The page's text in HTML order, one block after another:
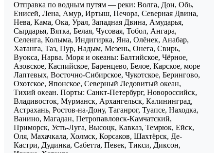
Отправка по водным путям — реки: Волга, Дон, Обь,
Енисей, Лена, Амур, Иртыш, Печора, Северная Двина,
Нева, Кама, Ока, Урал, Западная Двина, Амударья,
Сырдарья, Вятка, Белая, Чусовая, Тобол, Ангара,
Селенга, Колыма, Индигирка, Яна, Олёнек, Анабар,
Хатанга, Таз, Пур, Надым, Мезень, Онега, Свирь,
Вуокса, Нарва. Моря и океаны: Балтийское, Чёрное,
Азовское, Каспийское, Баренцево, Белое, Карское, море
Лаптевых, Восточно-Сибирское, Чукотское, Берингово,
Охотское, Японское, Северный Ледовитый океан,
Тихий океан. Порты: Санкт-Петербург, Новороссийск,
Владивосток, Мурманск, Архангельск, Калининград,
Астрахань, Ростов-на-Дону, Таганрог, Туапсе, Находка,
Ванино, Магадан, Петропавловск-Камчатский,
Приморск, Усть-Луга, Высоцк, Кавказ, Темрюк, Ейск,
Оля, Махачкала, Холмск, Корсаков, Шахтёрск, Де-
Кастри, Дудинка, Сабетта, Певек, Тикси, Диксон,